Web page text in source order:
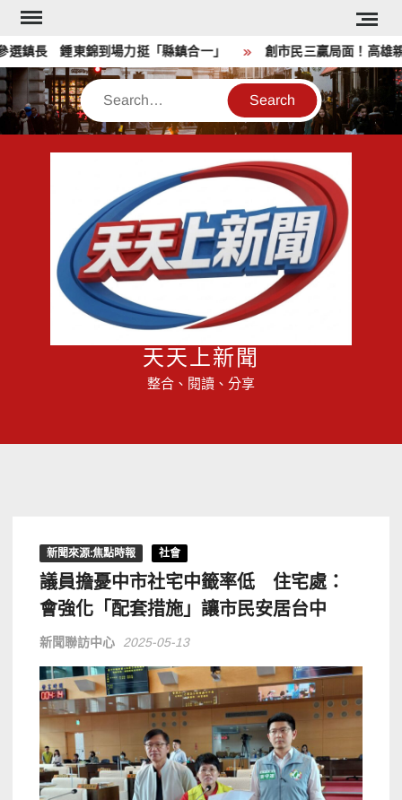
Skip
content
長 鍾東錦到場力挺「縣鎮合一」 創市民三贏局面！高雄親
Search
天天上新聞
整合、閱讀、分享
新聞來源:焦點時報 社會
議員擔憂中市社宅中籤率低 住宅處：
會強化「配套措施」讓市民安居台中
新聞聯訪中心 2025-05-13